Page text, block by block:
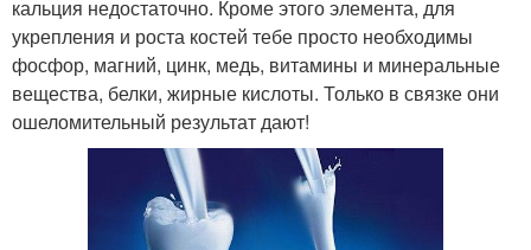
кальция недостаточно. Кроме этого элемента, для
укрепления и роста костей тебе просто необходимы
фосфор, магний, цинк, медь, витамины и минеральные
вещества, белки, жирные кислоты. Только в связке они
ошеломительный результат дают!